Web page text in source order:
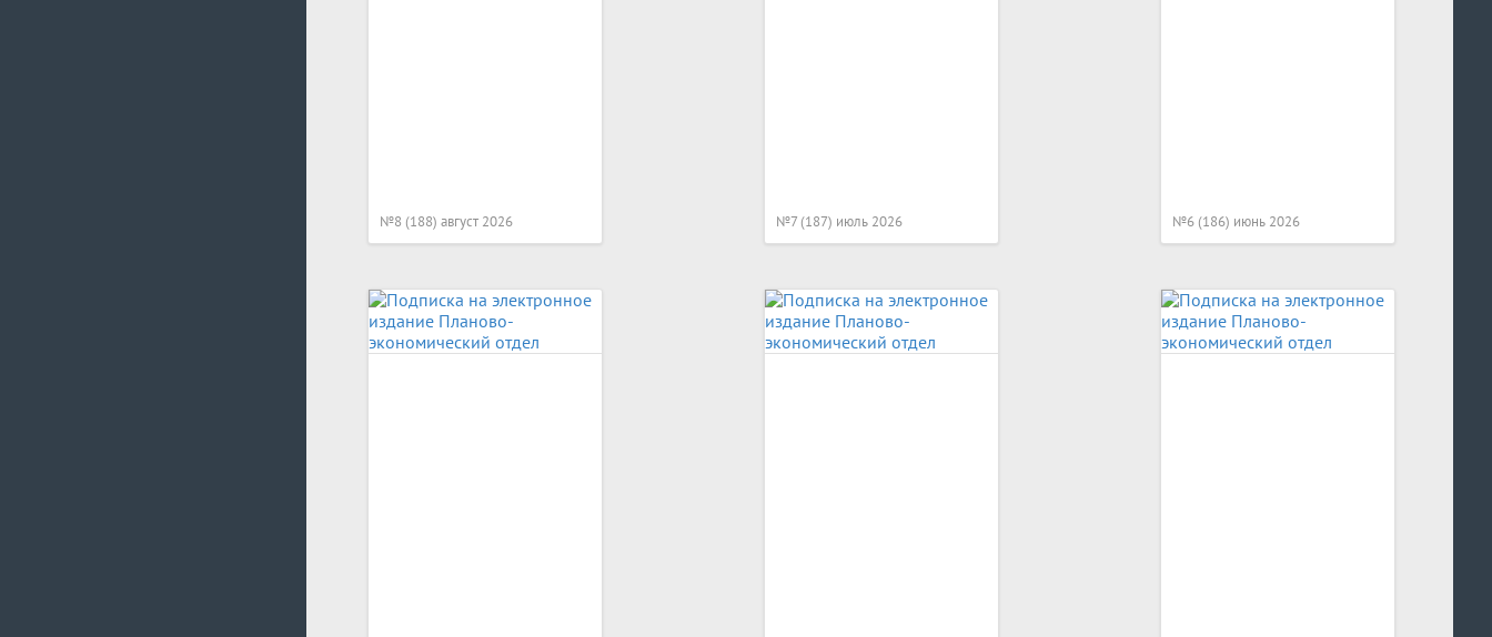
№8 (188) август 2026 №7 (187) июль 2026 №6 (186) июнь 2026